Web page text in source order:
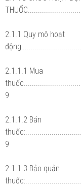
2.1.1 Quy mô hoạt
2.1.1.1 Mua
9
2.1.1.2 Bán
9
2.1.1.3 Bảo quản